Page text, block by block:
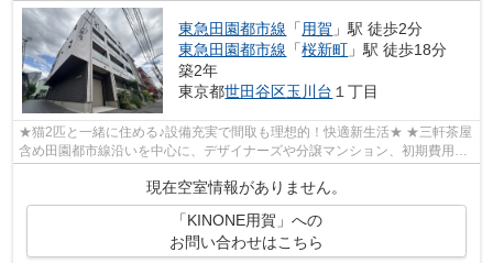
東急田園都市線 「 用賀 」駅 徒歩2分
東急田園都市線 「桜新町 」駅 徒歩18分
築2年
東京都世田谷区玉川台 １丁目
★猫2匹と一緒に住める♪設備充実で間取も理想的！快適新生活★ ★三軒茶屋
含め田園都市線沿いを中心に、デザイナーズや分譲マンション、初期費用を
抑えた部屋探しはぜひ当社にお任せくだ...
現在空室情報がありません。
「KINONE用賀」への
お問い合わせはこちら